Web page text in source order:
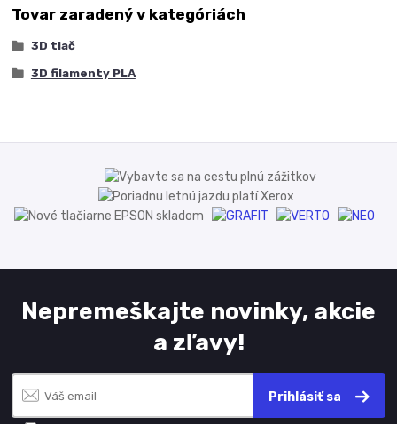
Tovar zaradený v kategóriách
3D tlač
3D filamenty PLA
Nepremeškajte novinky, akcie
a zľavy!
Prihlásiť sa